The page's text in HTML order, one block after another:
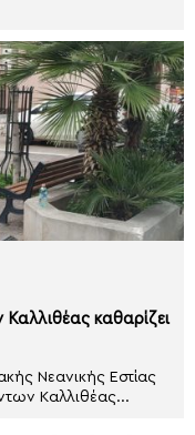
καθαρίζει
Νεανικής Εστίας
Καλλιθέας...